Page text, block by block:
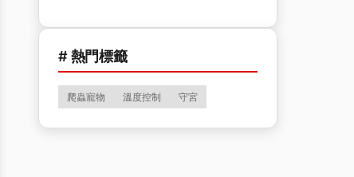
# 熱門標籤
爬蟲寵物 溫度控制 守宮